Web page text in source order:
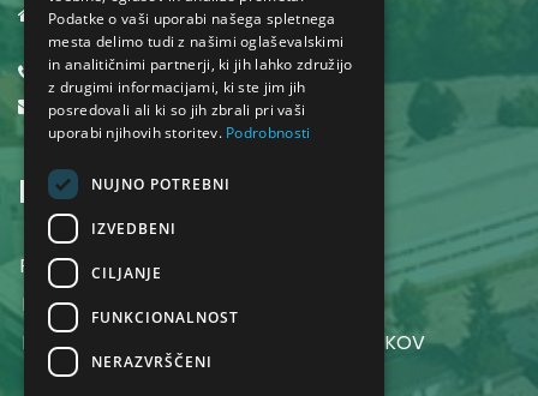
Dol pri Ljubljani 18,
1262 Dol pri Ljubljani
01 530 32 40
obcina@dol.si
INFORMACIJE
POGOJI UPORABE SPLETNEGA MESTA
POLITIKA ZASEBNOSTI
POLITIKA VAROVANJA OSEBNIH PODATKOV
Podatke o vaši uporabi našega spletnega
mesta delimo tudi z našimi oglaševalskimi
in analitičnimi partnerji, ki jih lahko združijo
z drugimi informacijami, ki ste jim jih
posredovali ali ki so jih zbrali pri vaši
uporabi njihovih storitev. Podrobnosti
NUJNO POTREBNI
IZVEDBENI
CILJANJE
FUNKCIONALNOST
NERAZVRŠČENI